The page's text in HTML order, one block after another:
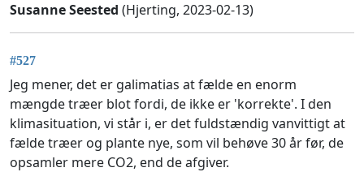
Susanne Seested (Hjerting, 2023-02-13)
#527
Jeg mener, det er galimatias at fælde en enorm
mængde træer blot fordi, de ikke er 'korrekte'. I den
klimasituation, vi står i, er det fuldstændig vanvittigt at
fælde træer og plante nye, som vil behøve 30 år før, de
opsamler mere CO2, end de afgiver.